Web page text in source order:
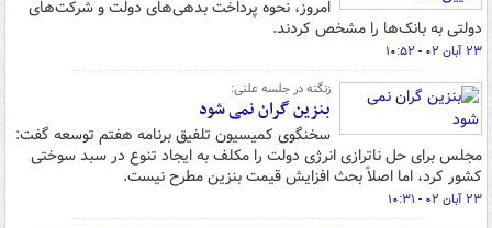
امروز، نحوه پرداخت بدهی‌های دولت و شرکت‌های
دولتی به بانک‌ها را مشخص کردند.
۲۳ آبان ۰۲ - ۱۰:۵۲
زنگنه در جلسه علنی:
بنزین گران نمی شود
سخنگوی کمیسیون تلفیق برنامه هفتم توسعه گفت:
مجلس برای حل ناترازی انرژی دولت را مکلف به ایجاد تنوع در سبد سوختی
کشور کرد، اما اصلاً بحث افزایش قیمت بنزین مطرح نیست.
۲۳ آبان ۰۲ - ۱۰:۳۱